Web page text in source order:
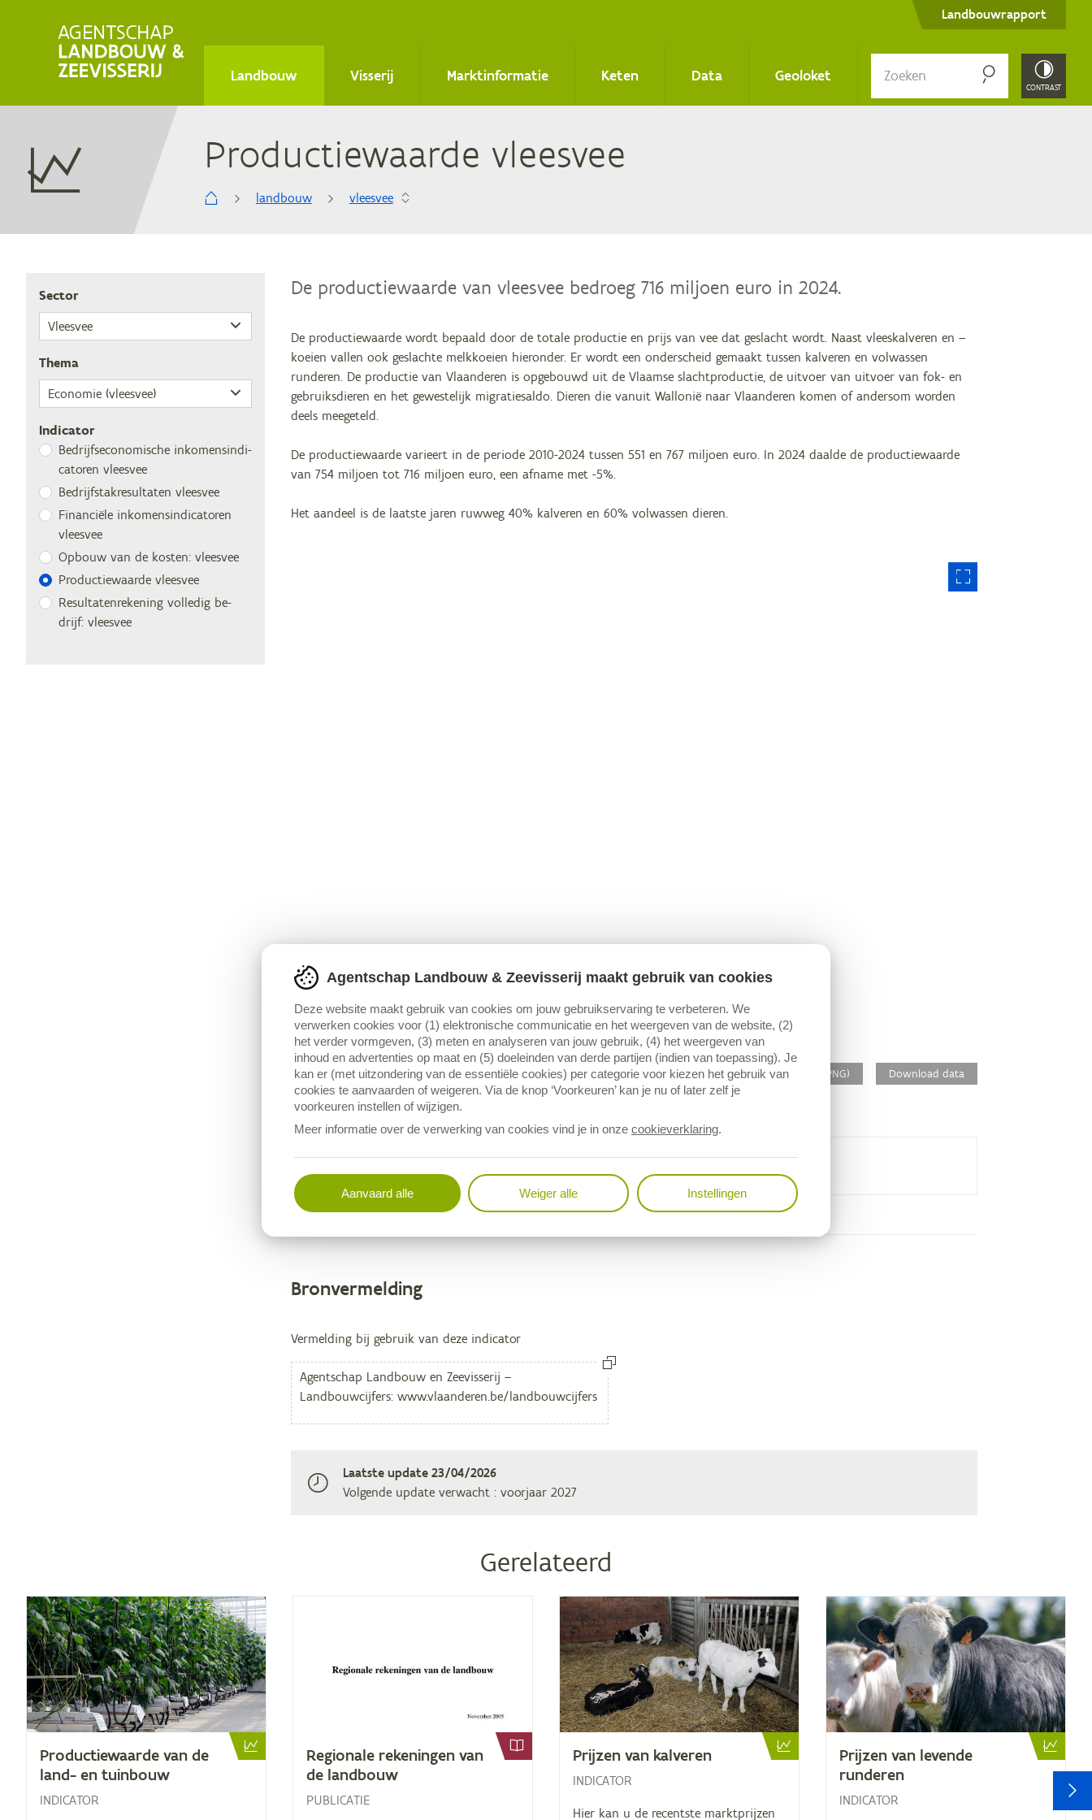
Secondary
menu
Landbouwrapport
Main
navigation
Landbouw Visserij Marktinformatie Keten Data Geoloket
ken
CONTRAST
Pro­duc­tie­waar­de vleesvee
Kruimelpad
landbouw vleesvee
De productiewaarde van vleesvee bedroeg 716 miljoen euro in 2024.
De productiewaarde wordt bepaald door de totale productie en prijs van vee dat geslacht wordt. Naast vleeskalveren en –
koeien vallen ook geslachte melkkoeien hieronder. Er wordt een onderscheid gemaakt tussen kalveren en volwassen
runderen. De productie van Vlaanderen is opgebouwd uit de Vlaamse slachtproductie, de uitvoer van uitvoer van fok- en
gebruiksdieren en het gewestelijk migratiesaldo. Dieren die vanuit Wallonië naar Vlaanderen komen of andersom worden
deels meegeteld.
De productiewaarde varieert in de periode 2010-2024 tussen 551 en 767 miljoen euro. In 2024 daalde de productiewaarde
van 754 miljoen tot 716 miljoen euro, een afname met -5%.
Het aandeel is de laatste jaren ruwweg 40% kalveren en 60% volwassen dieren.
Download figuur (PNG) Download data
Dit is een Vlaamse openbare statistiek:productierekening land- en tuinbouwbedrijven
Metagegevens
Bronvermelding
Vermelding bij gebruik van deze indicator
Laatste update 23/04/2026
Volgende update verwacht : voorjaar 2027
Sec­tor
The­ma
Indicator
Be­drijfs­eco­no­mi­sche in­ko­mens­in­di­
ca­to­ren vleesvee
Be­drijfs­tak­re­sul­ta­ten vleesvee
Fi­nan­ci­ë­le in­ko­mens­in­di­ca­to­ren
vleesvee
Op­bouw van de kos­ten: vleesvee
Pro­duc­tie­waar­de vleesvee
Re­sul­ta­ten­re­ke­ning vol­le­dig be­
drijf: vleesvee
Gerelateerd
Pro­duc­tie­waar­de van de
land- en tuinbouw
INDICATOR
Re­gi­o­na­le re­ke­nin­gen van
de landbouw
PUBLICATIE
Prij­zen van kalveren
INDICATOR
Hier kan u de recentste marktprijzen
Prij­zen van le­ven­de
runderen
INDICATOR
Agentschap Landbouw & Zeevisserij maakt gebruik van cookies
Deze website maakt gebruik van cookies om jouw gebruikservaring te verbeteren. We
verwerken cookies voor (1) elektronische communicatie en het weergeven van de website, (2)
het verder vormgeven, (3) meten en analyseren van jouw gebruik, (4) het weergeven van
inhoud en advertenties op maat en (5) doeleinden van derde partijen (indien van toepassing). Je
kan er (met uitzondering van de essentiële cookies) per categorie voor kiezen het gebruik van
cookies te aanvaarden of weigeren. Via de knop ‘Voorkeuren’ kan je nu of later zelf je
voorkeuren instellen of wijzigen.
Meer informatie over de verwerking van cookies vind je in onze cookieverklaring.
Aanvaard alle Weiger alle Instellingen